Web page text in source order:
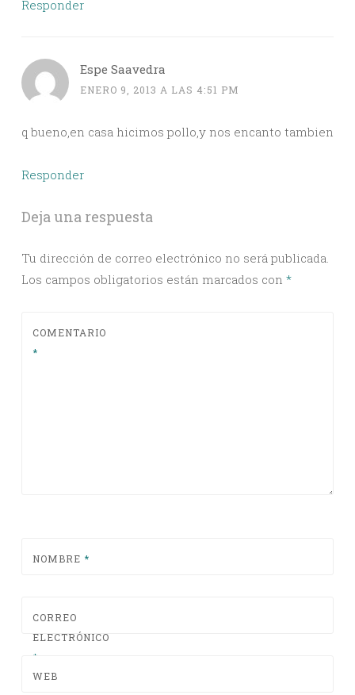
Responder
Espe Saavedra
ENERO 9, 2013 A LAS 4:51 PM
q bueno,en casa hicimos pollo,y nos encanto tambien
Responder
Deja una respuesta
Tu dirección de correo electrónico no será publicada.
Los campos obligatorios están marcados con *
COMENTARIO
*
NOMBRE *
CORREO
ELECTRÓNICO
*
WEB